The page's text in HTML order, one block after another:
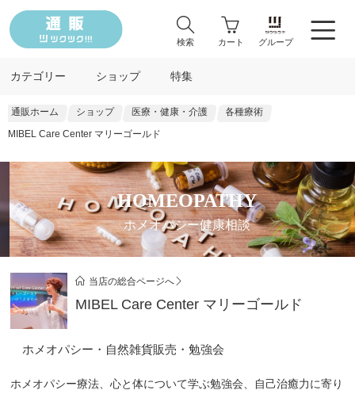
検索 カート グループ
カテゴリー ショップ 特集
通販ホーム ショップ 医療・健康・介護
各種療術
MIBEL Care Center マリーゴールド
HOMEOPATHY
ホメオパシー健康相談
当店の総合ページへ
MIBEL Care Center マリーゴールド
ホメオパシー・自然雑貨販売・勉強会
ホメオパシー療法、心と体について学ぶ勉強会、自己治癒力に寄り